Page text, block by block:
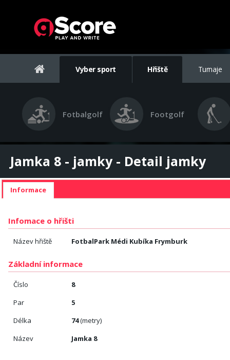
Vyber sport Hřiště Turnaje
Fotbalgolf Footgolf
Jamka 8 - jamky - Detail jamky
Informace
Infomace o hřišti
Název hřiště FotbalPark Médi Kubíka Frymburk
Základní informace
Číslo
8
Par
5
Délka
74(metry)
Název
Jamka 8